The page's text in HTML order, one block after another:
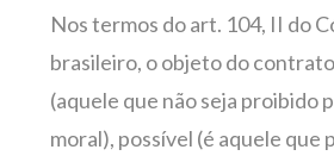
Nos termos do art. 104, II do
brasileiro, o objeto do
(aquele que não seja proibido
moral), possível (é aquele